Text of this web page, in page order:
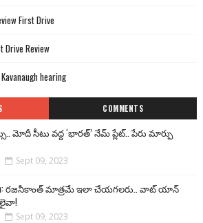
First Drive
Drive Review
hearing
COMMENTS
మోదీ సీటు వద్ద ‘భారత్’ నేమ్ ప్లేట్‌.. పేరు మార్పు
Sept 09, 2023
రజనీకాంత్ మాత్రమే ఇలా చేయగలరు.. వాట్ యాన్
Sept 09, 2023